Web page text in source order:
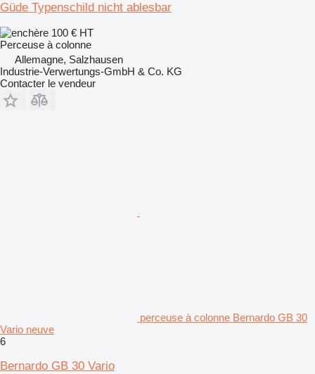
Güde Typenschild nicht ablesbar
100 € HT
Perceuse à colonne
Allemagne, Salzhausen
Industrie-Verwertungs-GmbH & Co. KG
Contacter le vendeur
perceuse à colonne Bernardo GB 30
Vario neuve
6
Bernardo GB 30 Vario